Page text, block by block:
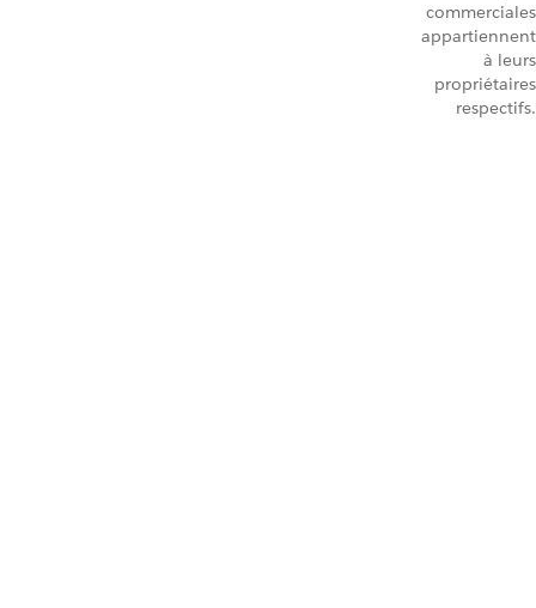
commerciales
appartiennent
à leurs
propriétaires
respectifs.